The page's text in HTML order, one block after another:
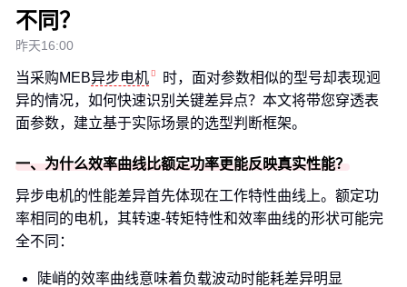
不同？
昨天16:00
当采购MEB异步电机
时，面对参数相似的型号却表现迥
异的情况，如何快速识别关键差异点？本文将带您穿透表
面参数，建立基于实际场景的选型判断框架。
一、为什么效率曲线比额定功率更能反映真实性能？
异步电机的性能差异首先体现在工作特性曲线上。额定功
率相同的电机，其转速-转矩特性和效率曲线的形状可能完
全不同：
陡峭的效率曲线意味着负载波动时能耗差异明显